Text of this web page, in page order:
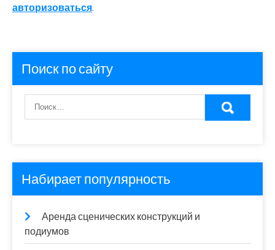
авторизоваться.
Поиск по сайту
Набирает популярность
Аренда сценических конструкций и
подиумов